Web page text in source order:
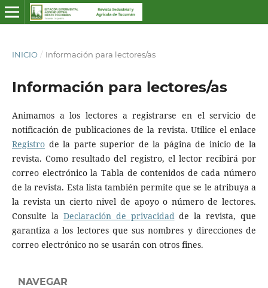
INICIO / Información para lectores/as
Información para lectores/as
Animamos a los lectores a registrarse en el servicio de
notificación de publicaciones de la revista. Utilice el enlace
Registrode la parte superior de la página de inicio de la
revista. Como resultado del registro, el lector recibirá por
correo electrónico la Tabla de contenidos de cada número
de la revista. Esta lista también permite que se le atribuya a
la revista un cierto nivel de apoyo o número de lectores.
Consulte la Declaración de privacidadde la revista, que
garantiza a los lectores que sus nombres y direcciones de
correo electrónico no se usarán con otros fines.
NAVEGAR